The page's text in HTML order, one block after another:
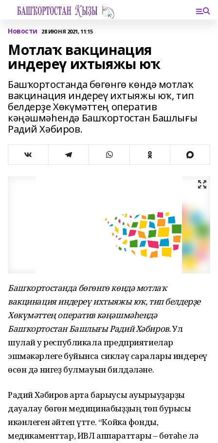
Новости 28 ИЮНЯ 2021, 11:15
Мотлаҡ вакцинация
индереү ихтыяжы юҡ
Башҡортостанда бөгөнгө көндә мотлаҡ
вакцинация индереү ихтыяжы юҡ, тип
белдерҙе Хөкүмәттең оператив
кәңәшмәһендә Башҡортостан Башлығы
Радий Хәбиров.
Башҡортостанда бөгөнгө көндә мотлаҡ
вакцинация индереү ихтыяжы юҡ, тип белдерҙе
Хөкүмәттең оператив кәңәшмәһендә
Башҡортостан Башлығы Радий Хәбиров.Ул
шулай уҡ республикала предприятиелар
эшмәкәрлеге буйынса сикләү саралары индереү
өсөн дә нигеҙ булмауын билдәләне.
Радий Хәбиров арта барыусы ауырыуҙарҙы
дауалау бөгөн медицинабыҙҙың төп бурысы
икәнлеген әйтеп үтте. “Койка фонды,
медикаменттар, ИВЛ аппараттары – бөтәһе лә